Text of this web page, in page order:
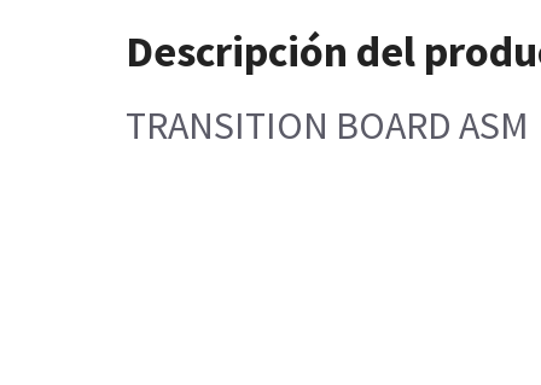
Descripción del
TRANSITION BOARD ASM